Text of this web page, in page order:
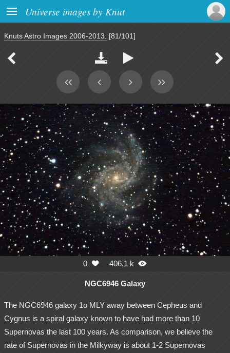
 Universe images by Knut
Knuts Astro Images 2006-2013. [81/101]
   
0  406,1 k 
NGC6946 Galaxy
The NGC6946 galaxy 1o MLY away between Cepheus and
Cygnus is a spiral galaxy known to have had more than 10
Supernovas the last 100 years. As comparison, we believe the
rate of Supernovas in the Milkyway is about 1-2 Supernovas